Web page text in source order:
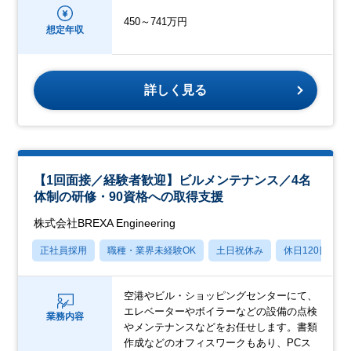
想定年収
450～741万円
詳しく見る
【1回面接／経験者歓迎】ビルメンテナンス／4名
体制の研修・90資格への取得支援
株式会社BREXA Engineering
正社員採用 職種・業界未経験OK 土日祝休み 休日120日以上
業務内容
空港やビル・ショッピングセンターにて、
エレベーターやボイラーなどの設備の点検
やメンテナンスなどをお任せします。書類
作成などのオフィスワークもあり、PCス